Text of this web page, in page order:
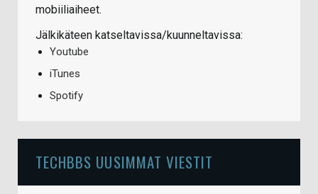
mobiiliaiheet.
Jälkikäteen katseltavissa/kuunneltavissa:
Youtube
iTunes
Spotify
TECHBBS UUSIMMAT VIESTIT